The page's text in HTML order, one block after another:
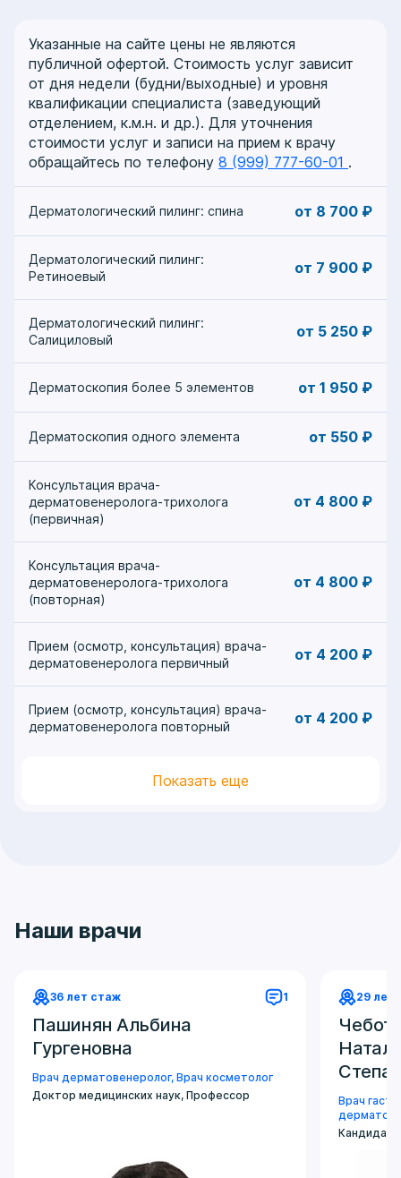
Указанные на сайте цены не являются
публичной офертой. Стоимость услуг зависит
от дня недели (будни/выходные) и уровня
квалификации специалиста (заведующий
отделением, к.м.н. и др.). Для уточнения
стоимости услуг и записи на прием к врачу
обращайтесь по телефону 8 (999) 777-60-01 .
Дерматологический пилинг: спина от 8 700 ₽
Дерматологический пилинг:
Ретиноевый
от 7 900 ₽
Дерматологический пилинг:
Салициловый
от 5 250 ₽
Дерматоскопия более 5 элементов от 1 950 ₽
Дерматоскопия одного элемента от 550 ₽
Консультация врача-
дерматовенеролога-трихолога
(первичная)
от 4 800 ₽
Консультация врача-
дерматовенеролога-трихолога
(повторная)
от 4 800 ₽
Прием (осмотр, консультация) врача-
дерматовенеролога первичный
от 4 200 ₽
Прием (осмотр, консультация) врача-
дерматовенеролога повторный
от 4 200 ₽
Показать еще
Наши врачи
36 лет стаж 1
Пашинян Альбина
Гургеновна
Врач дерматовенеролог, Врач косметолог
Доктор медицинских наук, Профессор
29 лет
Врач
Кандидат